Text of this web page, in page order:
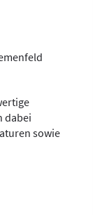
dabei
sowie